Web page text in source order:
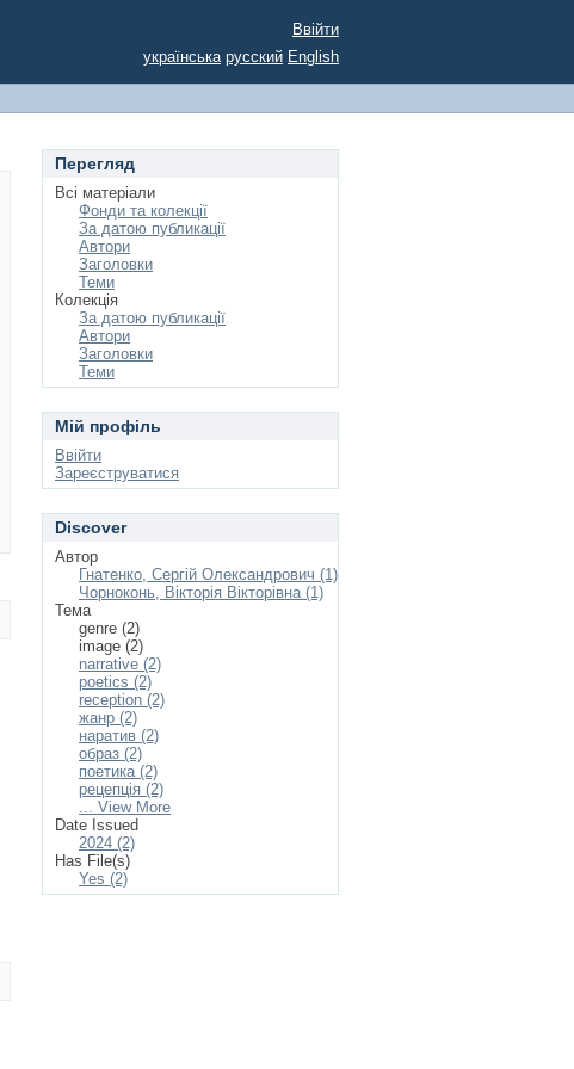
Ввійти
українська русский English
Перегляд
Всі матеріали
Фонди та колекції
За датою публикації
Автори
Заголовки
Теми
Колекція
За датою публикації
Автори
Заголовки
Теми
Мій профіль
Ввійти
Зареєструватися
Discover
Автор
Гнатенко, Сергій Олександрович (1)
Чорноконь, Вікторія Вікторівна (1)
Тема
genre (2)
image (2)
narrative (2)
poetics (2)
reception (2)
жанр (2)
наратив (2)
образ (2)
поетика (2)
рецепція (2)
... View More
Date Issued
2024 (2)
Has File(s)
Yes (2)